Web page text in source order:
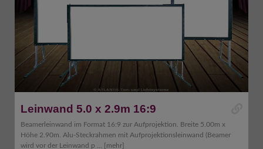
Leinwand 5.0 x 2.9m 16:9
Beamerleinwand im Format 16:9 zur Aufprojektion. Breite 5.00m x
Höhe 2.90m. Alu-Steckrahmen mit Aufprojektionsleinwand (Beamer
wird vor der Leinwand p ...
[mehr]